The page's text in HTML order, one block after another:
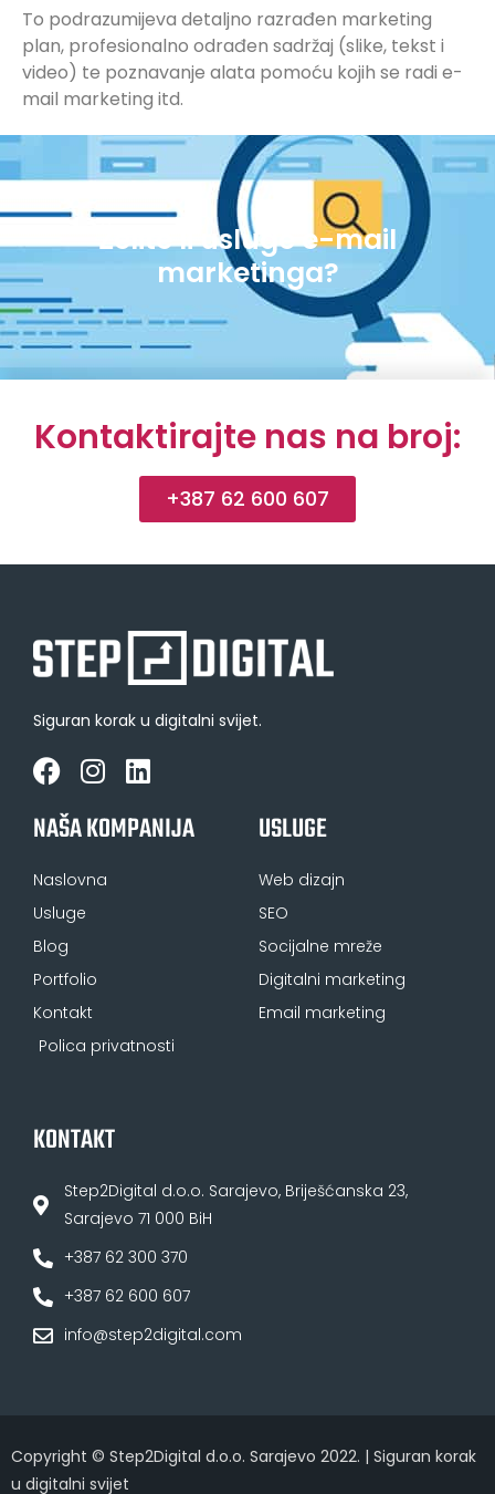
To podrazumijeva detaljno razrađen marketing
plan, profesionalno odrađen sadržaj (slike, tekst i
video) te poznavanje alata pomoću kojih se radi e-
mail marketing itd.
Želite li usluge e-mail
marketinga?
Kontaktirajte nas na broj:
+387 62 600 607
Siguran korak u digitalni svijet.
NAŠA KOMPANIJA
Naslovna
Usluge
Blog
Portfolio
Kontakt
Polica privatnosti
USLUGE
Web dizajn
SEO
Socijalne mreže
Digitalni marketing
Email marketing
KONTAKT
Step2Digital d.o.o. Sarajevo, Briješćanska 23,
Sarajevo 71 000 BiH
+387 62 300 370
+387 62 600 607
info@step2digital.com
Copyright © Step2Digital d.o.o. Sarajevo 2022. | Siguran korak
u digitalni svijet